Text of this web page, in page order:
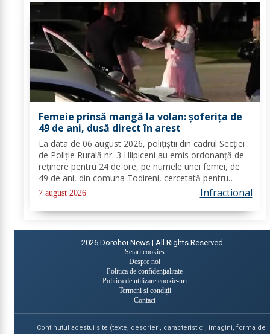
Femeie prinsă mangă la volan: șoferița de
49 de ani, dusă direct în arest
La data de 06 august 2026, polițiștii din cadrul Secției
de Poliție Rurală nr. 3 Hlipiceni au emis ordonanță de
reținere pentru 24 de ore, pe numele unei femei, de
49 de ani, din comuna Todireni, cercetată pentru
comiterea infracțiunii de conducerea unui vehicul sub
influența alcoolului. În urma...
7 august 2026 Infractional
2026 Dorohoi News | All Rights Reserved
Setari cookies
Despre noi
Politica de confidențialitate
Politica de utilizare cookie-uri
Termeni și condiții
Contact
Continutul acestui site (texte, descrieri, caracteristici, imagini, forma de